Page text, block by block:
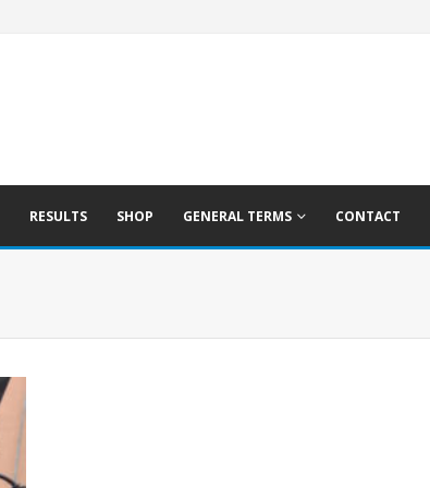
RESULTS SHOP GENERAL TERMS CONTACT